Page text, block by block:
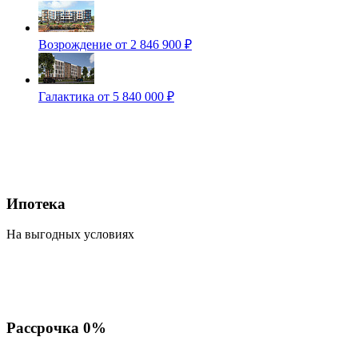
Возрождение от 2 846 900 ₽
Галактика от 5 840 000 ₽
Ипотека
На выгодных условиях
Рассрочка 0%